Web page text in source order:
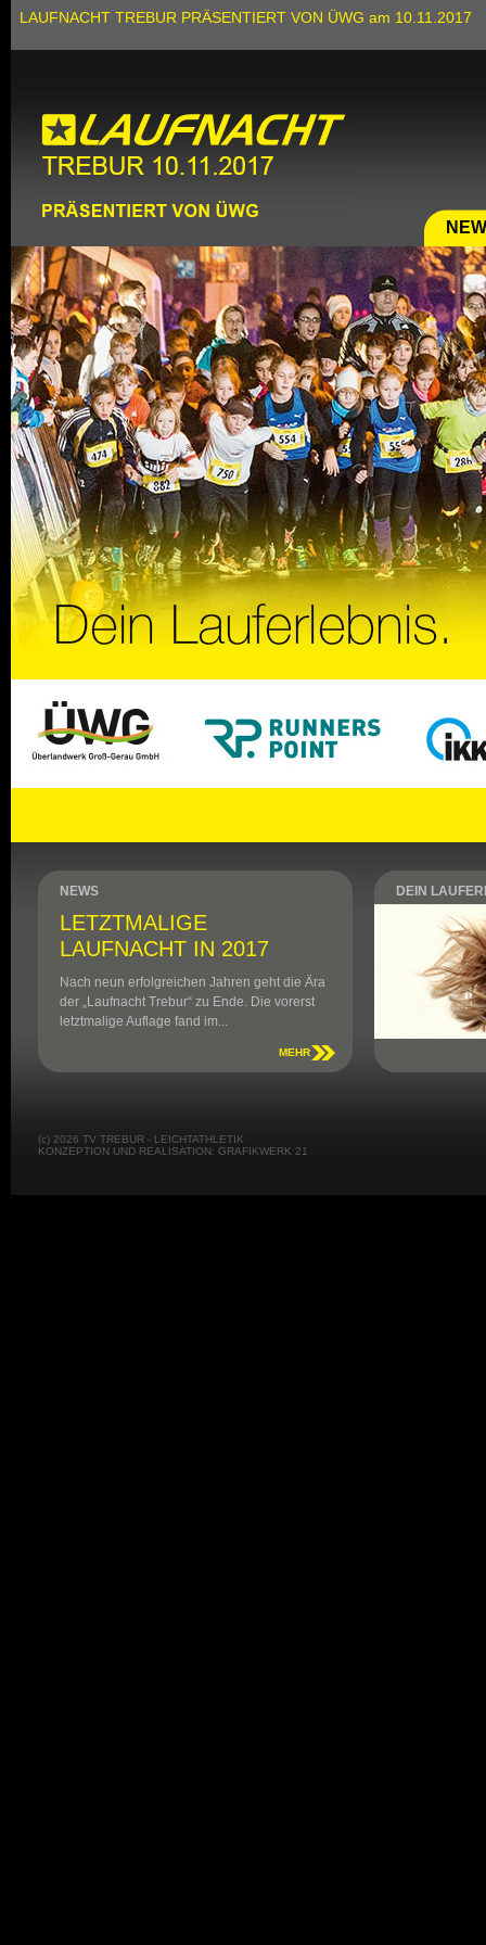
LAUFNACHT TREBUR PRÄSENTIERT VON ÜWG am 10.11.2017
NEWS
LETZTMALIGE
LAUFNACHT IN 2017
Nach neun erfolgreichen Jahren geht die Ära
der „Laufnacht Trebur“ zu Ende. Die vorerst
letztmalige Auflage fand im...
MEHR
DEIN
(c) 2026 TV TREBUR - LEICHTATHLETIK
KONZEPTION UND REALISATION: GRAFIKWERK 21